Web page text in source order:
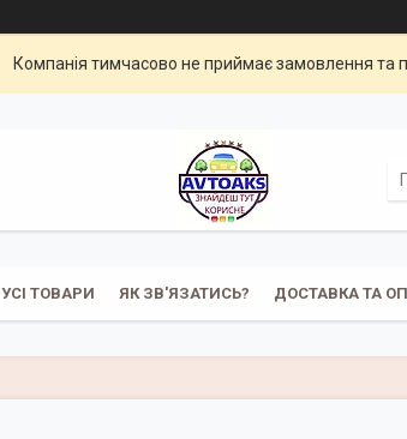
Компанія тимчасово не приймає замовлення та
УСІ ТОВАРИ ЯК ЗВ'ЯЗАТИСЬ? ДОСТАВКА ТА